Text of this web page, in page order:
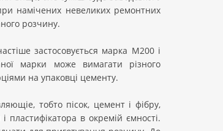
намічених невеликих ремонтних
розчину.
застосовується марка М200 і
марки може вимагати різного
на упаковці цементу.
тобто пісок, цемент і фібру,
в окремій ємності.